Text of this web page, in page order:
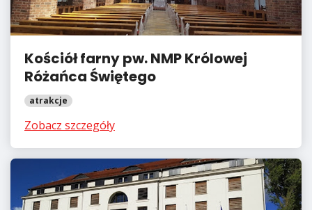
Kościół farny pw. NMP Królowej
Różańca Świętego
atrakcje
Zobacz szczegóły